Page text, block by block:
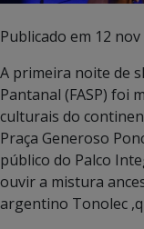
Publicado em 12 nov
A primeira noite de
Pantanal (FASP) foi
culturais do
Praça Generoso
público do Palco
ouvir a mistura
argentino Tonolec